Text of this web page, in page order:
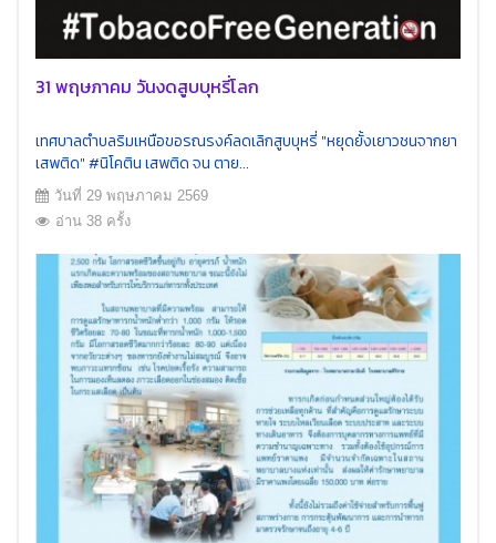
31 พฤษภาคม วันงดสูบบุหรี่โลก
เทศบาลตำบลริมเหนือขอรณรงค์ลดเลิกสูบบุหรี่ "หยุดยั้งเยาวชนจากยา
เสพติด" #นิโคติน เสพติด จน ตาย...
วันที่ 29 พฤษภาคม 2569
อ่าน 38 ครั้ง